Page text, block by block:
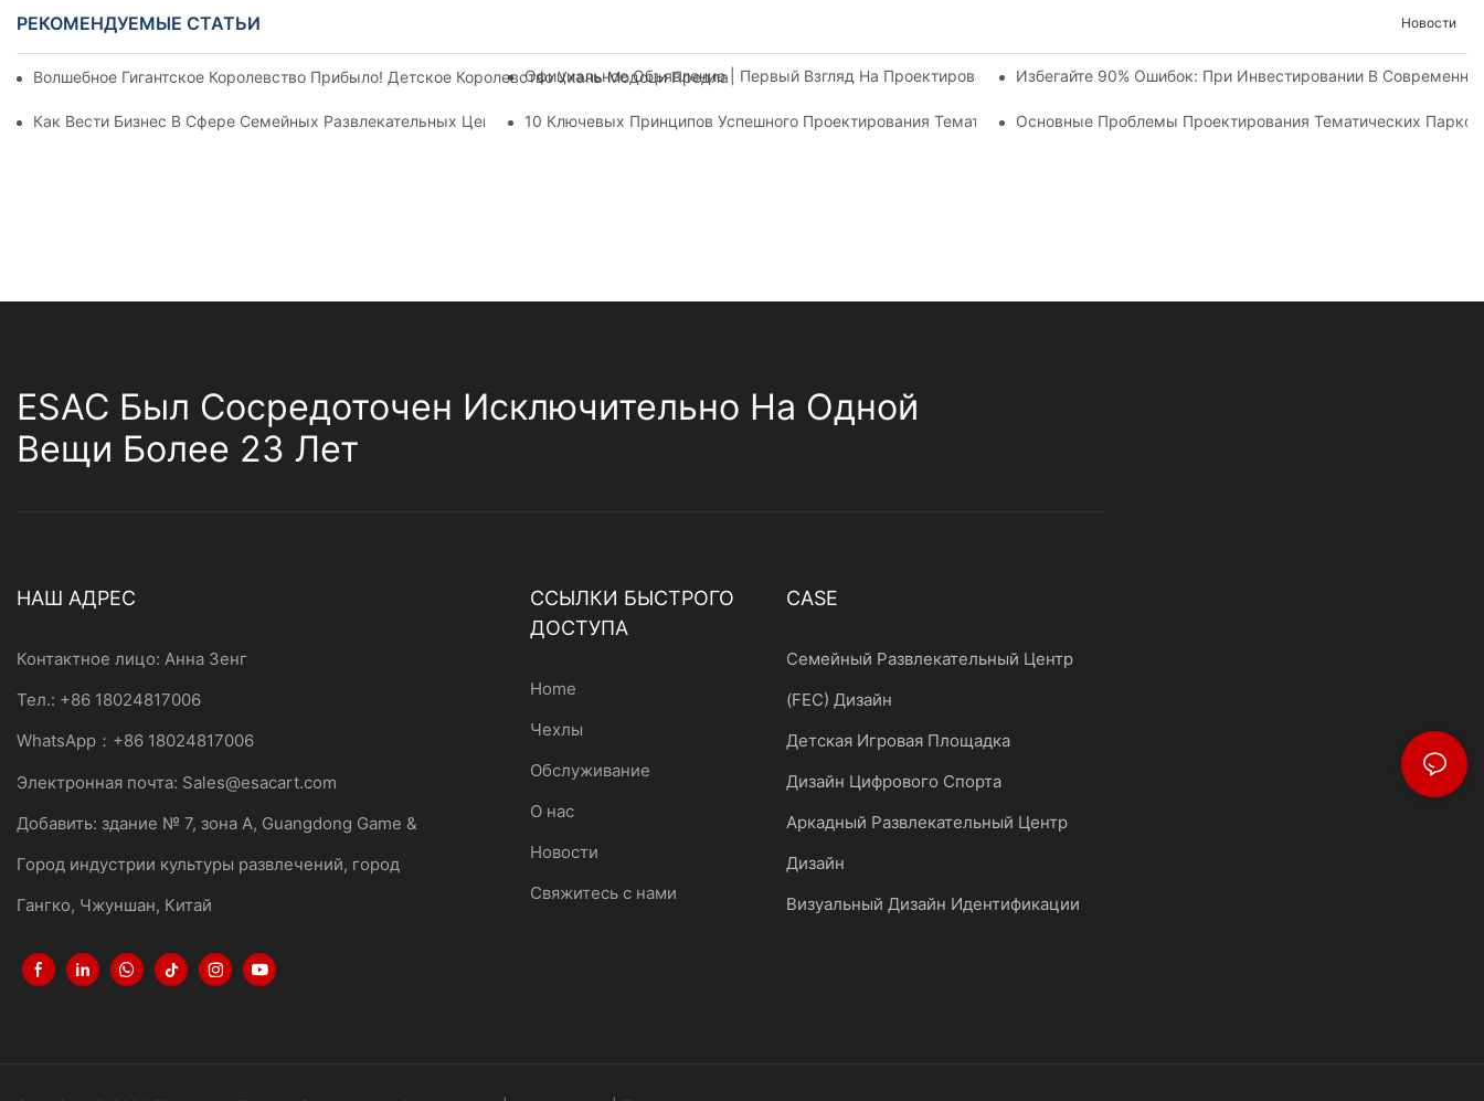
РЕКОМЕНДУЕМЫЕ СТАТЬИ Новости
Волшебное Гигантское Королевство Прибыло! Детское Королевство Ухань Модоци Предлагает Три Этажа Развлекательных Объектов С Более Чем 60 Захватывающими Аттракциями.
Официальное Объявление | Первый Взгляд На Проектирование И Ход Строительства Детского Королевства «Ухань
Избегайте 90% Ошибок: При Инвестировании В
Как Вести Бизнес В Сфере Семейных Развлекательных Центров 10 Ключевых Принципов Успешного Проектирования Тематического ПаркаОсновные Проблемы Проектирования Тематических
ESAC Был Сосредоточен Исключительно На Одной
Вещи Более 23 Лет
НАШ АДРЕС
Контактное лицо: Анна Зенг
Тел.: +86 18024817006
WhatsApp：+86 18024817006
Электронная почта: Sales@esacart.com
Добавить: здание № 7, зона A, Guangdong Game &
Город индустрии культуры развлечений, город
Гангко, Чжуншан, Китай
ССЫЛКИ БЫСТРОГО
ДОСТУПА
Home
Чехлы
Обслуживание
О нас
Новости
Свяжитесь с нами
CASE
Семейный Развлекательный Центр
(FEC) Дизайн
Детская Игровая Площадка
Дизайн Цифрового Спорта
Аркадный Развлекательный Центр
Дизайн
Визуальный Дизайн Идентификации